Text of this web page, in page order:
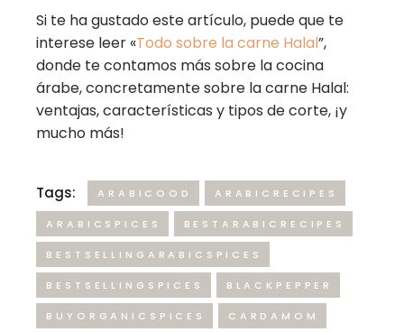
Si te ha gustado este artículo, puede que te
interese leer «Todo sobre la carne Halal”,
donde te contamos más sobre la cocina
árabe, concretamente sobre la carne Halal:
ventajas, características y tipos de corte, ¡y
mucho más!
Tags: ARABICOOD ARABICRECIPES
ARABICSPICES BESTARABICRECIPES
BESTSELLINGARABICSPICES
BESTSELLINGSPICES BLACKPEPPER
BUYORGANICSPICES CARDAMOM